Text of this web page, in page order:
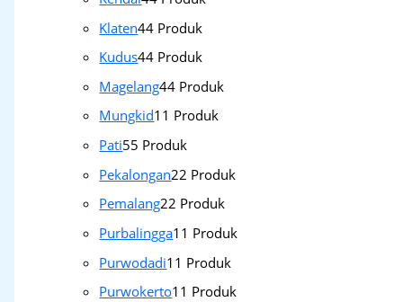
Klaten44 Produk
Kudus44 Produk
Magelang44 Produk
Mungkid1 1 Produk
Pati55 Produk
Pekalongan22 Produk
Pemalang22 Produk
Purbalingga1 1 Produk
Purwodadi1 1 Produk
Purwokerto1 1 Produk